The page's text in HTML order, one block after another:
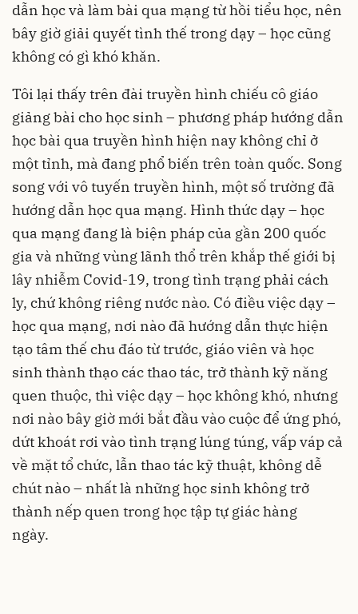
dẫn học và làm bài qua mạng từ hồi tiểu học, nên
bây giờ giải quyết tình thế trong dạy – học cũng
không có gì khó khăn.
Tôi lại thấy trên đài truyền hình chiếu cô giáo
giảng bài cho học sinh – phương pháp hướng dẫn
học bài qua truyền hình hiện nay không chỉ ở
một tỉnh, mà đang phổ biến trên toàn quốc. Song
song với vô tuyến truyền hình, một số trường đã
hướng dẫn học qua mạng. Hình thức dạy – học
qua mạng đang là biện pháp của gần 200 quốc
gia và những vùng lãnh thổ trên khắp thế giới bị
lây nhiễm Covid-19, trong tình trạng phải cách
ly, chứ không riêng nước nào. Có điều việc dạy –
học qua mạng, nơi nào đã hướng dẫn thực hiện
tạo tâm thế chu đáo từ trước, giáo viên và học
sinh thành thạo các thao tác, trở thành kỹ năng
quen thuộc, thì việc dạy – học không khó, nhưng
nơi nào bây giờ mới bắt đầu vào cuộc để ứng phó,
dứt khoát rơi vào tình trạng lúng túng, vấp váp cả
về mặt tổ chức, lẫn thao tác kỹ thuật, không dễ
chút nào – nhất là những học sinh không trở
thành nếp quen trong học tập tự giác hàng
ngày.